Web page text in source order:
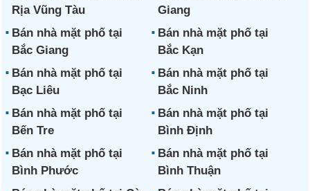
Rịa Vũng Tàu
Giang
Bán nhà mặt phố tại
Bắc Giang
Bán nhà mặt phố tại
Bắc Kạn
Bán nhà mặt phố tại
Bạc Liêu
Bán nhà mặt phố tại
Bắc Ninh
Bán nhà mặt phố tại
Bến Tre
Bán nhà mặt phố tại
Bình Định
Bán nhà mặt phố tại
Bình Phước
Bán nhà mặt phố tại
Bình Thuận